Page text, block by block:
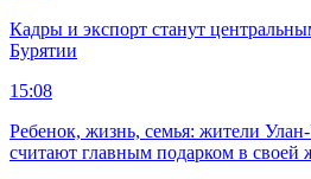
Кадры и экспорт станут
Бурятии
15:08
Ребенок, жизнь, семья: жители Улан-
считают главным подарком в своей